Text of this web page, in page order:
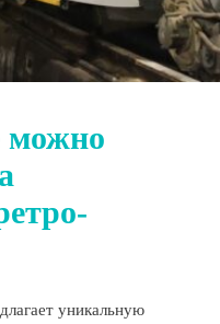
можно
уникальную